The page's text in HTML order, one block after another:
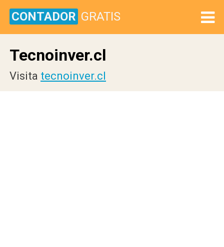
CONTADOR GRATIS
Tecnoinver.cl
Visita tecnoinver.cl